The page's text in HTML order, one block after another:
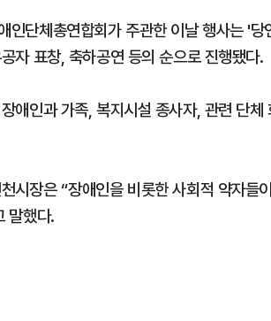
인단체총연합회가 주관한 이날 행사는 '
자 표창, 축하공연 등의 순으로 진행됐다.
애인과 가족, 복지시설 종사자, 관련 단
시장은 “장애인을 비롯한 사회적 약자
말했다.